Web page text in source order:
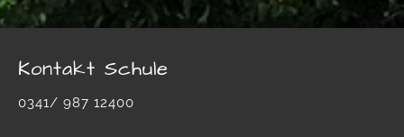
Kontakt Schule
0341/ 987 12400